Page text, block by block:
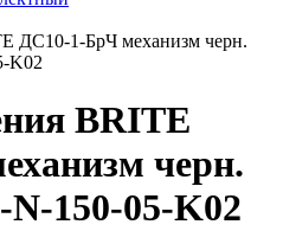
ДС10-1-БрЧ механизм черн.
K02
BRITE
черн.
150-05-K02